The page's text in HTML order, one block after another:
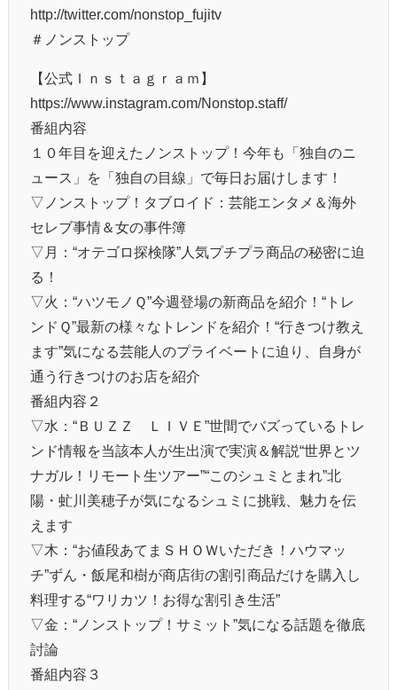
http://twitter.com/nonstop_fujitv
＃ノンストップ
【公式Ｉｎｓｔａｇｒａｍ】
https://www.instagram.com/Nonstop.staff/
番組内容
１０年目を迎えたノンストップ！今年も「独自のニ
ュース」を「独自の目線」で毎日お届けします！
▽ノンストップ！タブロイド：芸能エンタメ＆海外
セレブ事情＆女の事件簿
▽月：“オテゴロ探検隊”人気プチプラ商品の秘密に迫
る！
▽火：“ハツモノＱ”今週登場の新商品を紹介！“トレ
ンドＱ”最新の様々なトレンドを紹介！“行きつけ教え
ます”気になる芸能人のプライベートに迫り、自身が
通う行きつけのお店を紹介
番組内容２
▽水：“ＢＵＺＺ ＬＩＶＥ”世間でバズっているトレ
ンド情報を当該本人が生出演で実演＆解説“世界とツ
ナガル！リモート生ツアー”“このシュミとまれ”北
陽・虻川美穂子が気になるシュミに挑戦、魅力を伝
えます
▽木：“お値段あてまＳＨＯＷいただき！ハウマッ
チ”ずん・飯尾和樹が商店街の割引商品だけを購入し
料理する“ワリカツ！お得な割引き生活”
▽金：“ノンストップ！サミット”気になる話題を徹底
討論
番組内容３